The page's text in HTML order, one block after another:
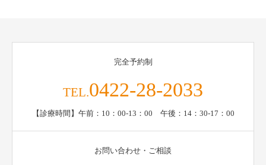
完全予約制
TEL.0422-28-2033
【診療時間】午前：10：00-13：00 午後：14：30-17：00
お問い合わせ・ご相談